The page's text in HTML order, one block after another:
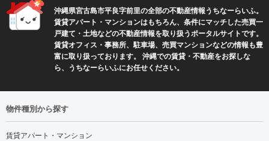
沖縄県宮古島市平良字前里の全部の不動産情報うちなーらいふ。
賃貸アパート・マンションはもちろん、条件にマッチした売買一
戸建て・土地などの不動産情報を取り扱うポータルサイトです。
賃貸オフィス・事務所、駐車場、売買マンションなどの情報も豊
富に取り扱っております。 沖縄での賃貸・不動産をお探しな
ら、うちなーらいふにお任せください。
物件種別から探す
賃貸アパート・マンション